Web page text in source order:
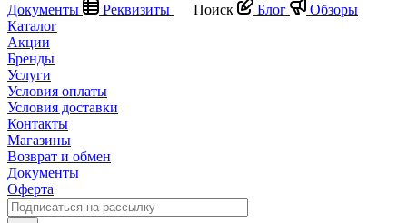
Документы
Реквизиты Поиск Блог
Обзоры
Каталог
Акции
Бренды
Услуги
Условия оплаты
Условия доставки
Контакты
Магазины
Возврат и обмен
Документы
Оферта